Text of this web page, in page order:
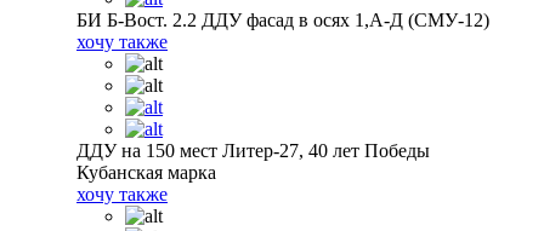
БИ Б-Вост. 2.2 ДДУ фасад в осях 1,А-Д (СМУ-12)
хочу также
ДДУ на 150 мест Литер-27, 40 лет Победы
Кубанская марка
хочу также